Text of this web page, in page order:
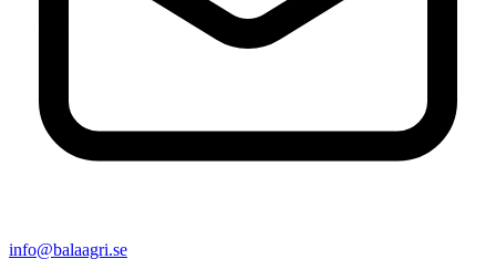
info@balaagri.se